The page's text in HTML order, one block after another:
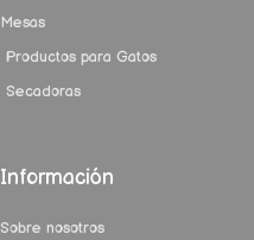
Mesas
Productos para Gatos
Secadoras
Información
Sobre nosotros